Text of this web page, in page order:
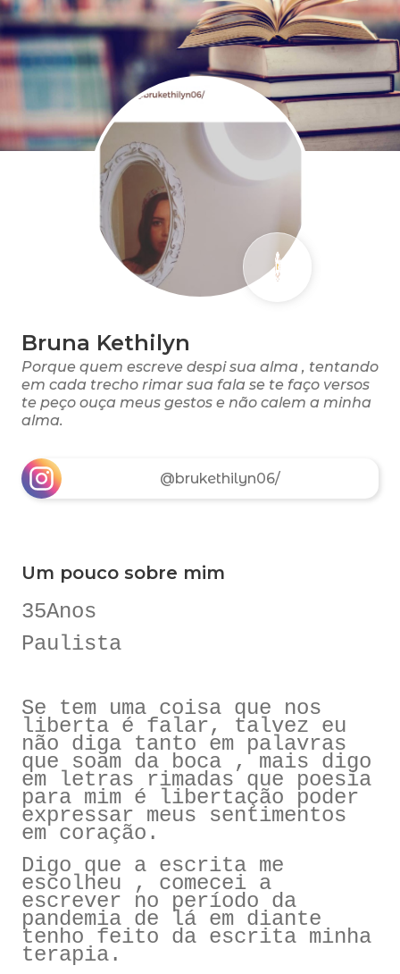
Bruna Kethilyn
Porque quem escreve despi sua alma , tentando
em cada trecho rimar sua fala se te faço versos
te peço ouça meus gestos e não calem a minha
alma.
@brukethilyn06/
Um pouco sobre mim
35Anos
Paulista
Se tem uma coisa que nos
liberta é falar, talvez eu
não diga tanto em palavras
que soam da boca , mais digo
em letras rimadas que poesia
para mim é libertação poder
expressar meus sentimentos
em coração.
Digo que a escrita me
escolheu , comecei a
escrever no período da
pandemia de lá em diante
tenho feito da escrita minha
terapia.